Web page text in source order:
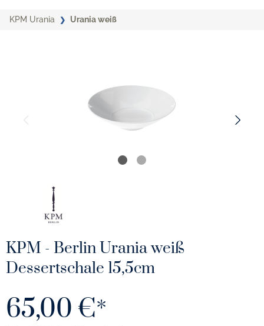
KPM Urania Urania weiß
KPM - Berlin Urania weiß
Dessertschale 15,5cm
65,00 €*